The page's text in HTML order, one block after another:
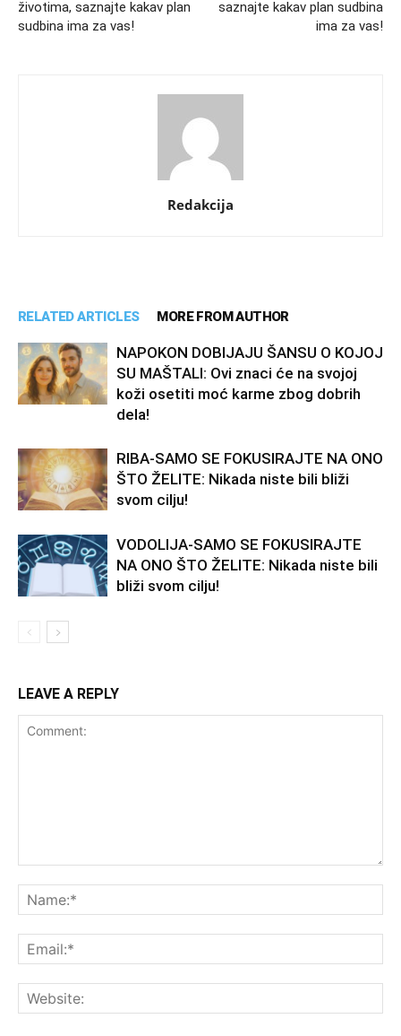
životima, saznajte kakav plan
sudbina ima za vas!
saznajte kakav plan sudbina
ima za vas!
Redakcija
RELATED ARTICLES MORE FROM AUTHOR
NAPOKON DOBIJAJU ŠANSU O KOJOJ
SU MAŠTALI: Ovi znaci će na svojoj
koži osetiti moć karme zbog dobrih
dela!
RIBA-SAMO SE FOKUSIRAJTE NA ONO
ŠTO ŽELITE: Nikada niste bili bliži
svom cilju!
VODOLIJA-SAMO SE FOKUSIRAJTE
NA ONO ŠTO ŽELITE: Nikada niste bili
bliži svom cilju!
LEAVE A REPLY